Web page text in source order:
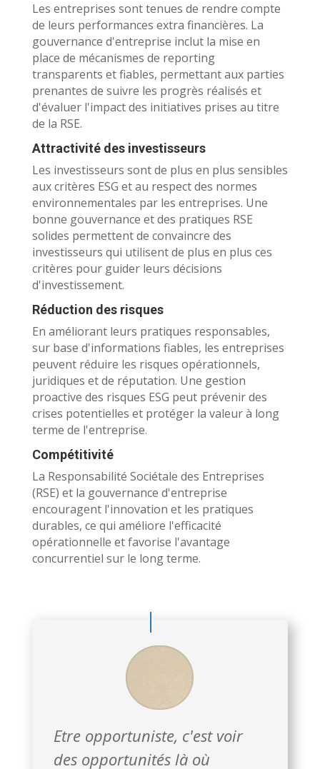
Les entreprises sont tenues de rendre compte
de leurs performances extra financières. La
gouvernance d'entreprise inclut la mise en
place de mécanismes de reporting
transparents et fiables, permettant aux parties
prenantes de suivre les progrès réalisés et
d'évaluer l'impact des initiatives prises au titre
de la RSE.
Attractivité des investisseurs
Les investisseurs sont de plus en plus sensibles
aux critères ESG et au respect des normes
environnementales par les entreprises. Une
bonne gouvernance et des pratiques RSE
solides permettent de convaincre des
investisseurs qui utilisent de plus en plus ces
critères pour guider leurs décisions
d'investissement.
Réduction des risques
En améliorant leurs pratiques responsables,
sur base d'informations fiables, les entreprises
peuvent réduire les risques opérationnels,
juridiques et de réputation. Une gestion
proactive des risques ESG peut prévenir des
crises potentielles et protéger la valeur à long
terme de l'entreprise.
Compétitivité
La Responsabilité Sociétale des Entreprises
(RSE) et la gouvernance d'entreprise
encouragent l'innovation et les pratiques
durables, ce qui améliore l'efficacité
opérationnelle et favorise l'avantage
concurrentiel sur le long terme.
Etre opportuniste, c'est voir
des opportunités là où